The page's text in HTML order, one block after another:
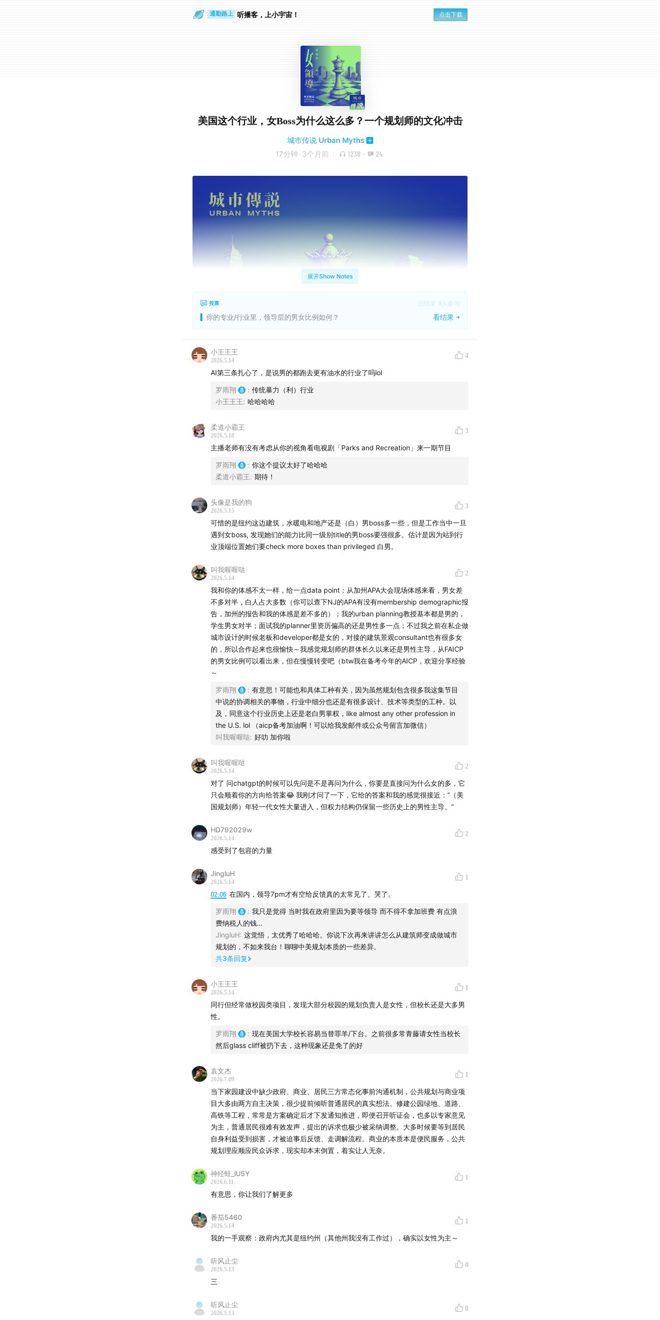
通勤路上 听播客，上小宇宙！ 点击下载
美国这个行业，女Boss为什么这么多？一个规划师的文化冲击
城市传说 Urban Myths
17分钟 · 3个月前 1238 · 24
这是一个第一人称视角下的城市与社会“微观察”系列节目。
本集是一个番外篇，聊聊我在美国工作快十年发现的一个规律：在城市规划这个
领域，大佬多是女性——无论是在政府，还是在“体制外”。
在之前的一期节目中，有听众留言说：“听起来关键人物都是女性，这在国内真
是难以想象。”那么我们这一期，就聊聊这个现象，以及其背后的原因。
节目中提到：纽约前市长EricAdams在2022年一次性任命的五名副市长，全员
女性。
🎙讲故事的人
主播罗雨翔过往的单集: 忽左忽右 、美轮美换 、不合时宜
头、选修课（
BGM 来自于《+bien》、“Altar”（Gustavo Cerati）。
图片借助AI处理。
📗公众号：不成熟研究
《美国城市传说》系列节目
01 美利坚甄嬛
02 夺魂镇民主
展开Show Notes
投票 已结束 8 人参与
你的专业/行业里，领导层的男女比例如何？ 看结果
小王王王
2026.5.14
4
AI第三条扎心了，是说男的都跑去更有油水的行业了吗lol
罗雨翔 : 传统暴力（利）行业
小王王王: 哈哈哈哈
柔道小霸王
2026.5.18
3
主播老师有没有考虑从你的视角看电视剧「Parks and Recreation」来一期节目
罗雨翔 : 你这个提议太好了哈哈哈
柔道小霸王: 期待！
头像是我的狗
2026.5.15
3
可惜的是纽约这边建筑，水暖电和地产还是（白）男boss多一些，但是工作当中一旦
遇到女boss, 发现她们的能力比同一级别title的男boss要强很多。估计是因为站到行
业顶端位置她们要check more boxes than privileged 白男。
叫我喔喔哒
2026.5.14
2
我和你的体感不太一样，给一点data point：从加州APA大会现场体感来看，男女差
不多对半，白人占大多数（你可以查下NJ的APA有没有membership demographic报
告，加州的报告和我的体感是差不多的）；我的urban planning教授基本都是男的，
学生男女对半；面试我的planner里资历偏高的还是男性多一点；不过我之前在私企做
城市设计的时候老板和developer都是女的，对接的建筑景观consultant也有很多女
的，所以合作起来也很愉快～我感觉规划师的群体长久以来还是男性主导，从FAICP
的男女比例可以看出来，但在慢慢转变吧（btw我在备考今年的AICP，欢迎分享经验
～
罗雨翔 : 有意思！可能也和具体工种有关，因为虽然规划包含很多我这集节目
中说的协调相关的事物，行业中细分也还是有很多设计、技术等类型的工种。以
及，同意这个行业历史上还是老白男掌权，like almost any other profession in
the U.S. lol （aicp备考加油啊！可以给我发邮件或公众号留言加微信）
叫我喔喔哒: 好叻 加你啦
叫我喔喔哒
2026.5.14
2
对了 问chatgpt的时候可以先问是不是再问为什么，你要是直接问为什么女的多，它
只会顺着你的方向给答案😂 我刚才问了一下，它给的答案和我的感觉很接近：“（美
国规划师）年轻一代女性大量进入，但权力结构仍保留一些历史上的男性主导。”
HD792029w
2026.5.14
2
感受到了包容的力量
JingluH
2026.5.14
1
02:06 在国内，领导7pm才有空给反馈真的太常见了。哭了。
罗雨翔 : 我只是觉得 当时我在政府里因为要等领导 而不得不拿加班费 有点浪
费纳税人的钱…
JingluH: 这觉悟，太优秀了哈哈哈。你说下次再来讲讲怎么从建筑师变成做城市
规划的，不如来我台！聊聊中美规划本质的一些差异。
共3条回复
小王王王
2026.5.14
1
同行但经常做校园类项目，发现大部分校园的规划负责人是女性，但校长还是大多男
性。
罗雨翔 : 现在美国大学校长容易当替罪羊/下台。之前很多常青藤请女性当校长
然后glass cliff被扔下去，这种现象还是免了的好
袁文杰
2026.7.09
1
当下家园建设中缺少政府、商业、居民三方常态化事前沟通机制，公共规划与商业项
目大多由两方自主决策，很少提前倾听普通居民的真实想法。修建公园绿地、道路、
高铁等工程，常常是方案确定后才下发通知推进，即便召开听证会，也多以专家意见
为主，普通居民很难有效发声，提出的诉求也极少被采纳调整。大多时候要等到居民
自身利益受到损害，才被迫事后反馈、走调解流程。商业的本质本是便民服务，公共
规划理应顺应民众诉求，现实却本末倒置，着实让人无奈。
神经蛙_lU5Y
2026.6.11
1
有意思，你让我们了解更多
番茄5460
2026.5.14
1
我的一手观察：政府内尤其是纽约州（其他州我没有工作过），确实以女性为主～
听风止尘
2026.5.13
0
三
听风止尘
2026.5.13
0